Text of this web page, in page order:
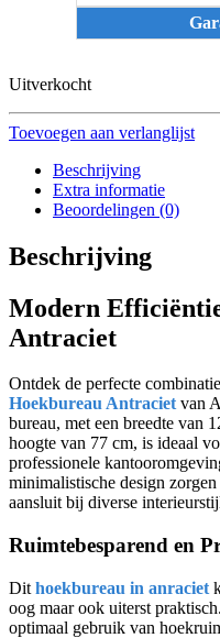
Uitverkocht
Toevoegen aan verlanglijst
Beschrijving
Extra informatie
Beoordelingen (0)
Beschrijving
Modern
Antraciet
Ontdek de perfecte
Hoekbureau Antracietvan
bureau, met een breedte van
hoogte van 77 cm, is ideaal
professionele
minimalistische design
aansluit bij diverse
Ruimtebesparend en
Dit hoekbureau in anraciet
oog maar ook uiterst
optimaal gebruik van